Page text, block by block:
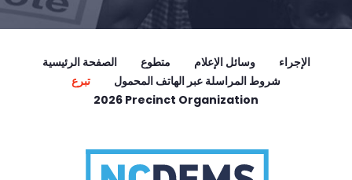
الصفحة الرئيسية متطوع وسائل الإعلام
الإجراء
تبرع
شروط المراسلة عبر الهاتف المحمول
2026 Precinct Organization